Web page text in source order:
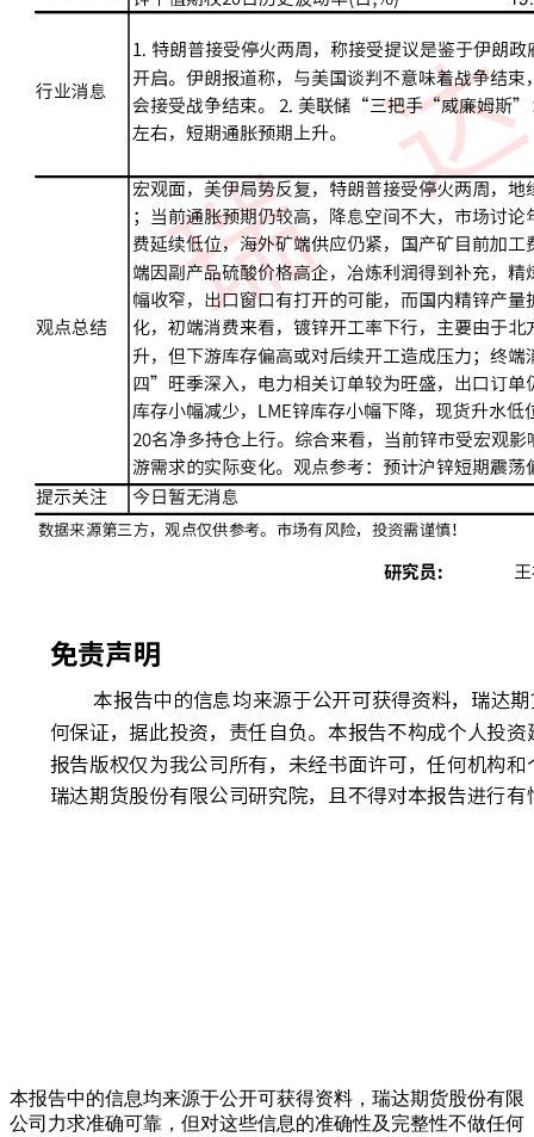
本报告中的信息均来源于公开可获得资料，瑞达期货股份有限
公司力求准确可靠，但对这些信息的准确性及完整性不做任何